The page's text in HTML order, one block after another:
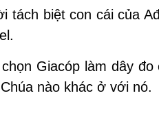
tách biệt con cái của
Giacóp làm dây đo
nào khác ở với nó.